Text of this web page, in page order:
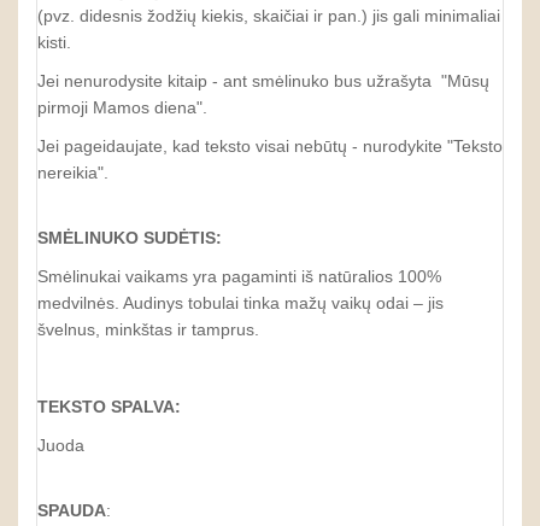
(pvz. didesnis žodžių kiekis, skaičiai ir pan.) jis gali minimaliai
kisti.
Jei nenurodysite kitaip - ant smėlinuko bus užrašyta "Mūsų
pirmoji Mamos diena".
Jei pageidaujate, kad teksto visai nebūtų - nurodykite "Teksto
nereikia".
SMĖLINUKO SUDĖTIS:
Smėlinukai vaikams yra pagaminti iš natūralios 100%
medvilnės. Audinys tobulai tinka mažų vaikų odai – jis
švelnus, minkštas ir tamprus.
TEKSTO SPALVA:
Juoda
SPAUDA: